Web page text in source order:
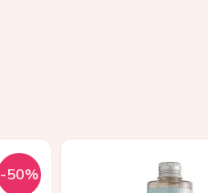
-50%